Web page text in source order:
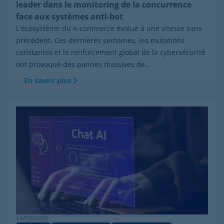
leader dans le monitoring de la concurrence
face aux systèmes anti-bot
L'écosystème du e-commerce évolue à une vitesse sans
précédent. Ces dernières semaines, les mutations
constantes et le renforcement global de la cybersécurité
ont provoqué des pannes massives de...
En savoir plus
11/03/2026